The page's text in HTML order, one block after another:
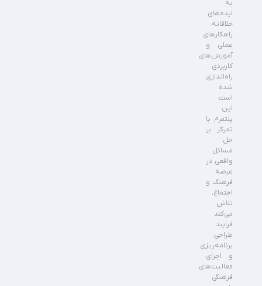
به
ایده‌های
خلاقانه،
راهکارهای
عملی و
آموزش‌های
کاربردی
راه‌اندازی
شده
است.
این
پلتفرم با
تمرکز بر
حل
مسائل
واقعی در
عرصه
فرهنگ و
اجتماع،
تلاش
می‌کند
فرایند
طراحی،
برنامه‌ریزی
و اجرای
فعالیت‌های
فرهنگی